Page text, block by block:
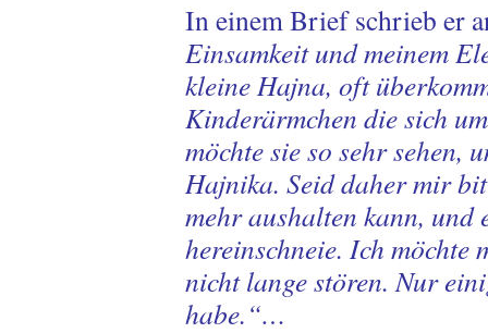
In einem Brief schrieb er
Einsamkeit und meinem
kleine Hajna, oft
Kinderärmchen die sich
möchte sie so sehr sehen,
Hajnika. Seid daher mir
mehr aushalten kann, und
hereinschneie. Ich möchte
nicht lange stören. Nur
habe.“…